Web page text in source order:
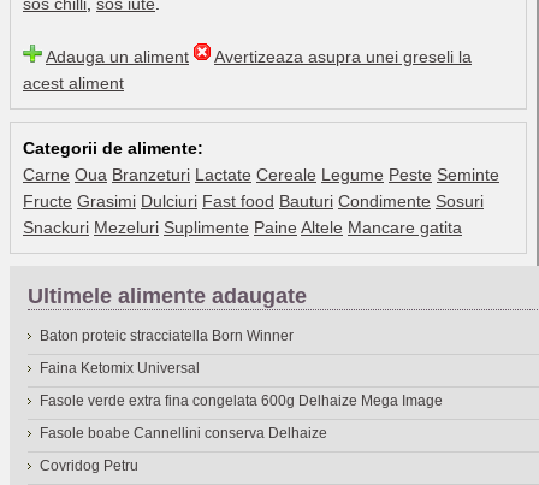
Adauga un aliment
Avertizeaza asupra unei greseli la
acest aliment
Categorii de alimente:
Carne Oua Branzeturi Lactate Cereale Legume Peste Seminte
Fructe Grasimi Dulciuri Fast food Bauturi Condimente Sosuri
Snackuri Mezeluri Suplimente Paine Altele Mancare gatita
Ultimele alimente adaugate
Baton proteic stracciatella Born Winner
Faina Ketomix Universal
Fasole verde extra fina congelata 600g Delhaize Mega Image
Fasole boabe Cannellini conserva Delhaize
Covridog Petru